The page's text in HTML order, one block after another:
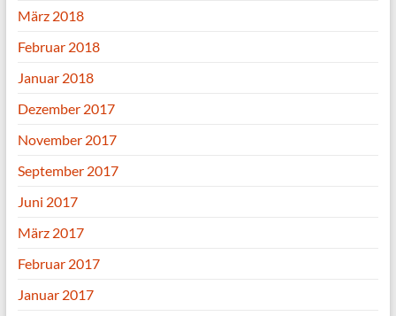
März 2018
Februar 2018
Januar 2018
Dezember 2017
November 2017
September 2017
Juni 2017
März 2017
Februar 2017
Januar 2017